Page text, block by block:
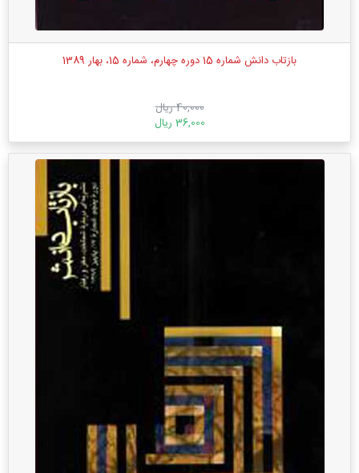
بازتاب دانش شماره 15 دوره چهارم، شماره 15، بهار 1389
40,000 ریال
36,000 ریال